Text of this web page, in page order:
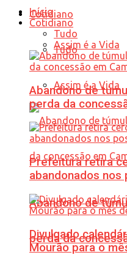
Cotidiano
Tudo
Assim é a Vida
Abandono de
perda da
Início
Cotidiano
Tudo
Assim é a Vida
Abandono de
perda da
Prefeitura retira
abandonados
Divulgado
Mourão para o